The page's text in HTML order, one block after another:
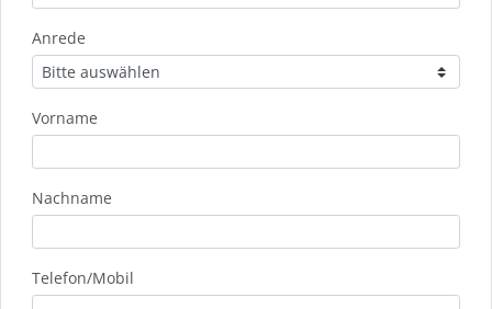
Anrede
Vorname
Nachname
Telefon/Mobil